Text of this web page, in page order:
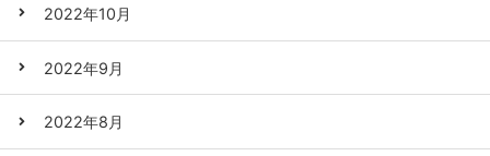
2022年10月
2022年9月
2022年8月